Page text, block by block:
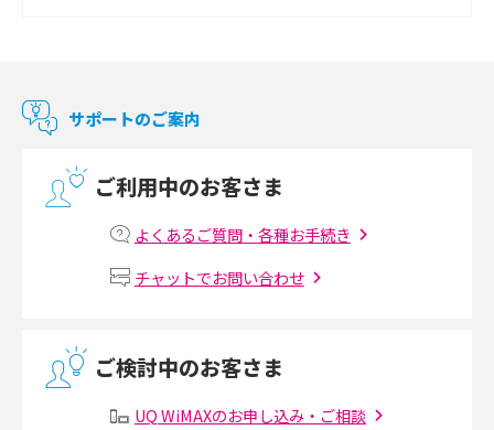
マンションで使えるWi-Fiは？種類ごとの特徴や選び方を紹介
マンションで光回線の利用を始める手順は？設備状況の確認方法も解説
Wi-Fiルーターの設定方法をわかりやすく解説！事前に準備すべきものも紹
無線LANとは？メリット・デメリットや接続方法を解説
サポートのご案内
ご利用中のお客さま
よくあるご質問・各種お手続き
チャットでお問い合わせ
ご検討中のお客さま
UQ WiMAXのお申し込み・ご相談